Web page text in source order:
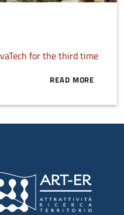
for the third time
READ MOREABOUT VIVA